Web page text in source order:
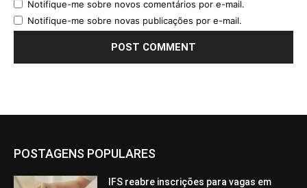
Notifique-me sobre novos comentários por e-mail.
Notifique-me sobre novas publicações por e-mail.
POSTAGENS POPULARES
IFS reabre inscrições para vagas em